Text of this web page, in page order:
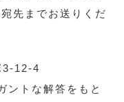
先までお送りくだ
3-12-4
ントな解答をもと